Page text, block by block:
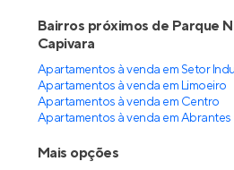
Bairros próximos de Parque
Capivara
Apartamentos à venda em Setor
Apartamentos à venda em Limoeiro
Apartamentos à venda em Centro
Apartamentos à venda em Abrantes
Mais opções